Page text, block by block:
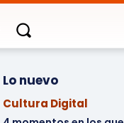
Lo nuevo
Cultura Digital